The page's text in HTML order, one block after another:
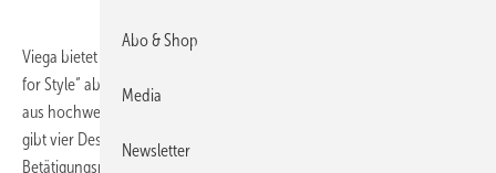
Viega bietet seine WC-Betätigungsplatten aus dem Programm „Visign
for Style“ ab sofort auch in der Variante „Mattschwarz“ an. Sie werden
aus hochwertigem Kunststoff gefertigt und mattschwarz lackiert. Es
gibt vier Designvarianten. Visign for Style 20 ist ein Designklassiker im
Betätigungsplatten-Programm. Im überarbeiteten Look zeigt sich die
Abo & Shop
Media
Newsletter